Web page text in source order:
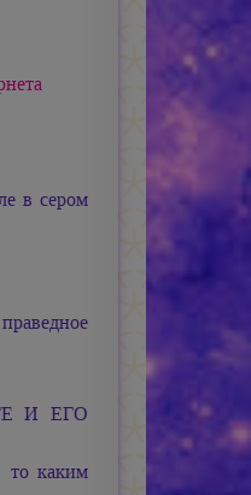
в сером
И ЕГО
то каким